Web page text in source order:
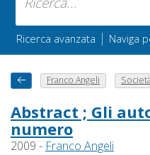
Ricerca avanzata | Naviga
Franco Angeli
Abstract ; Gli
numero
2009 - Franco Angeli